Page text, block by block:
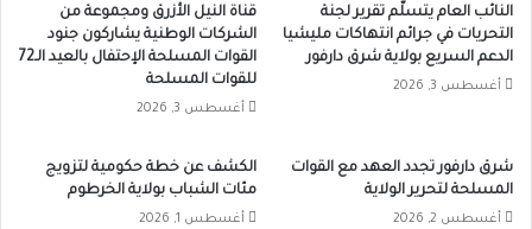
النائب العام يتسلّم تقرير لجنة
التحريات في جرائم انتهاكات مليشيا
الدعم السريع بولاية شرق دارفور
أغسطس 3, 2026
قناة النيل الأزرق ومجموعة من
الشركات الوطنية يشاركون جنود
القوات المسلحة الإحتفال بالعيد الـ72
للقوات المسلحة
أغسطس 3, 2026
شرق دارفور تجدد العهد مع القوات
المسلحة لتحرير الولاية
أغسطس 2, 2026
الكشف عن خطة حكومية لتزويج
مئات الشباب بولاية الخرطوم
أغسطس 1, 2026